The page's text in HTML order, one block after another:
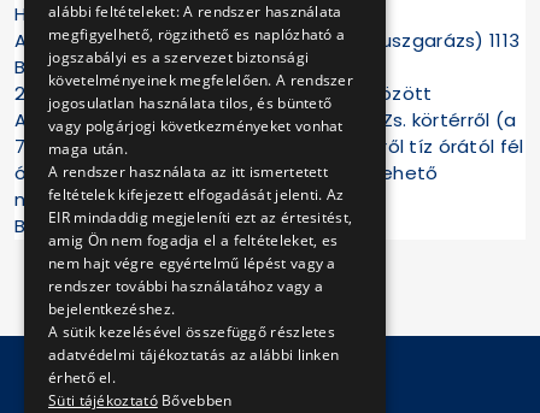
Helyszín, időpont:
ATÜI Kelenföldi Divízió (Kelenföldi autóbuszgarázs) 1113
Budapest Hamzsabégi út 55-57.
2019. április 6. szombat 10:00-16:00 óra között
A rendezvény megközelíthető a Móricz Zs. körtérről (a
7-es busz megállójából) és az Etele térről tíz órától fél
óránként induló, díjmentesen igénybe vehető
nosztalgia járatokkal.
BKV Zrt.
alábbi feltételeket: A rendszer használata
megfigyelhető, rögzithető es naplózható a
jogszabályi es a szervezet biztonsági
követelményeinek megfelelően. A rendszer
jogosulatlan használata tilos, és büntető
vagy polgárjogi következményeket vonhat
maga után.
A rendszer használata az itt ismertetett
feltételek kifejezett elfogadását jelenti. Az
EIR mindaddig megjeleníti ezt az értesitést,
amig Ön nem fogadja el a feltételeket, es
nem hajt végre egyértelmű lépést vagy a
rendszer további használatához vagy a
bejelentkezéshez.
A sütik kezelésével összefüggő részletes
adatvédelmi tájékoztatás az alábbi linken
érhető el.
Süti tájékoztató Bővebben